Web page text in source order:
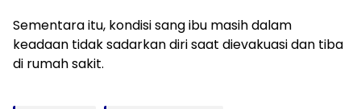
Sementara itu, kondisi sang ibu masih dalam
keadaan tidak sadarkan diri saat dievakuasi dan tiba
di rumah sakit.